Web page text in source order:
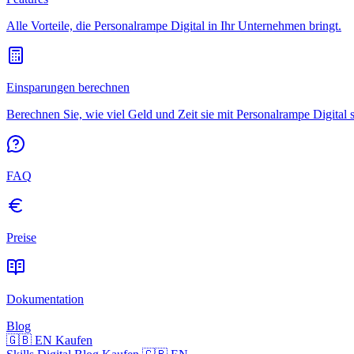
Alle Vorteile, die Personalrampe Digital in Ihr Unternehmen bringt.
Einsparungen berechnen
Berechnen Sie, wie viel Geld und Zeit sie mit Personalrampe Digital
FAQ
Preise
Dokumentation
Blog
🇬🇧 EN Kaufen